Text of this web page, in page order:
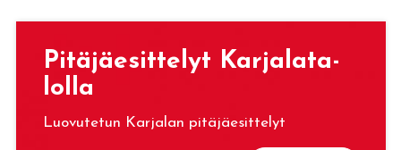
Pi­tä­jäe­sit­te­lyt Kar­ja­la­ta­
lol­la
Luovutetun Karjalan pitäjäesittelyt